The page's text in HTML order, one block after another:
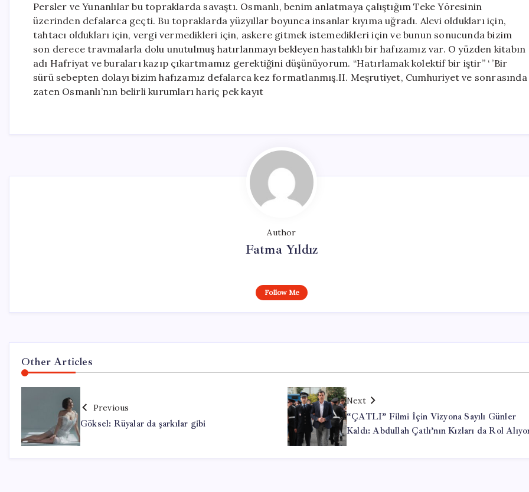
Persler ve Yunanlılar bu topraklarda savaştı. Osmanlı, benim anlatmaya çalıştığım Teke Yöresinin
üzerinden defalarca geçti. Bu topraklarda yüzyıllar boyunca insanlar kıyıma uğradı. Alevi oldukları için,
tahtacı oldukları için, vergi vermedikleri için, askere gitmek istemedikleri için ve bunun sonucunda bizim
son derece travmalarla dolu unutulmuş hatırlanmayı bekleyen hastalıklı bir hafızamız var. O yüzden kitabın
adı Hafriyat ve buraları kazıp çıkartmamız gerektiğini düşünüyorum. “Hatırlamak kolektif bir iştir” ‘ ’Bir
sürü sebepten dolayı bizim hafızamız defalarca kez formatlanmış.II. Meşrutiyet, Cumhuriyet ve sonrasında
zaten Osmanlı’nın belirli kurumları hariç pek kayıt
Author
Fatma Yıldız
Follow Me
Other Articles
Previous
Göksel: Rüyalar da şarkılar gibi
Next
“ÇATLI” Filmi İçin Vizyona Sayılı Günler
Kaldı: Abdullah Çatlı’nın Kızları da Rol